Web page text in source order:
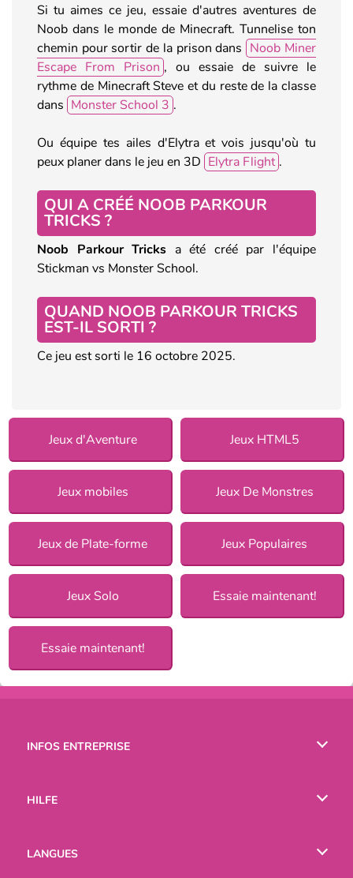
Si tu aimes ce jeu, essaie d'autres aventures de
Noob dans le monde de Minecraft. Tunnelise ton
chemin pour sortir de la prison dans Noob Miner
Escape From Prison , ou essaie de suivre le
rythme de Minecraft Steve et du reste de la classe
dans Monster School 3 .
Ou équipe tes ailes d'Elytra et vois jusqu'où tu
peux planer dans le jeu en 3D Elytra Flight .
QUI A CRÉÉ NOOB PARKOUR
TRICKS ?
Noob Parkour Tricks a été créé par l'équipe
Stickman vs Monster School.
QUAND NOOB PARKOUR TRICKS
EST-IL SORTI ?
Ce jeu est sorti le 16 octobre 2025.
Jeux d'Aventure Jeux HTML5
Jeux mobiles Jeux De Monstres
Jeux de Plate-forme Jeux Populaires
Jeux Solo Essaie maintenant!
Essaie maintenant!
INFOS ENTREPRISE
HILFE
LANGUES